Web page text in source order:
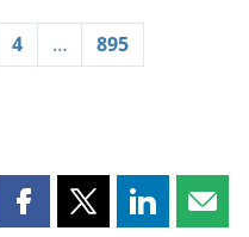
4 …
895
PartagerPartagerPartager